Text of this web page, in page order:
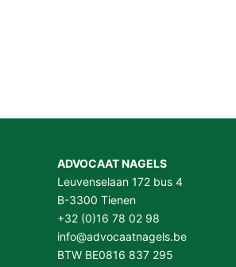
ADVOCAAT NAGELS
Leuvenselaan 172 bus 4
B-3300 Tienen
+32 (0)16 78 02 98
info@advocaatnagels.be
BTW BE0816 837 295